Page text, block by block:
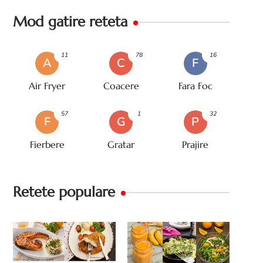
Mod gatire reteta
A
Air Fryer
11
C
Coacere
78
F
Fara Foc
16
F
Fierbere
57
G
Gratar
1
P
Prajire
32
Retete populare